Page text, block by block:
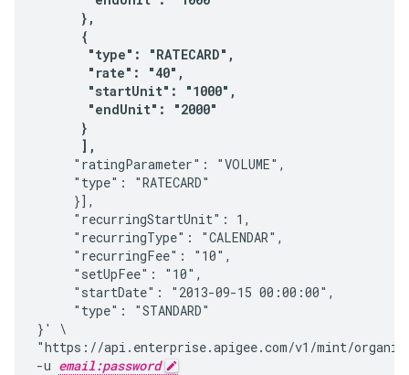
      },
      {
       "type": "RATECARD",
       "rate": "40",
       "startUnit": "1000",
       "endUnit": "2000"
      }
      ],
     "ratingParameter": "VOLUME",
     "type": "RATECARD"
     }],
     "recurringStartUnit": 1,
     "recurringType": "CALENDAR",
     "recurringFee": "10",
     "setUpFee": "10",
     "startDate": "2013-09-15 00:00:00",
     "type": "STANDARD"
}' \
"https://api.enterprise.apigee.com/v1/mint/
-u email:password